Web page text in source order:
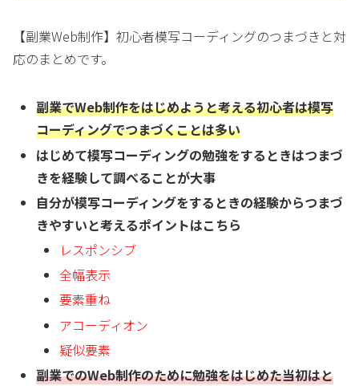
【副業Web制作】初心者模写コーディングのつまづきと対
応のまとめです。
副業でWeb制作をはじめようと考える初心者は模写
コーディングでつまづくことは多い
はじめて模写コーディングの勉強をするときはつまづ
きを経験して調べることが大事
自分が模写コーディングをするときの経験からつまづ
きやすいと考えるポイントはこちら
レスポンシブ
全幅表示
要素重ね
アコーディオン
疑似要素
副業でのWeb制作のために勉強をはじめた当初はと